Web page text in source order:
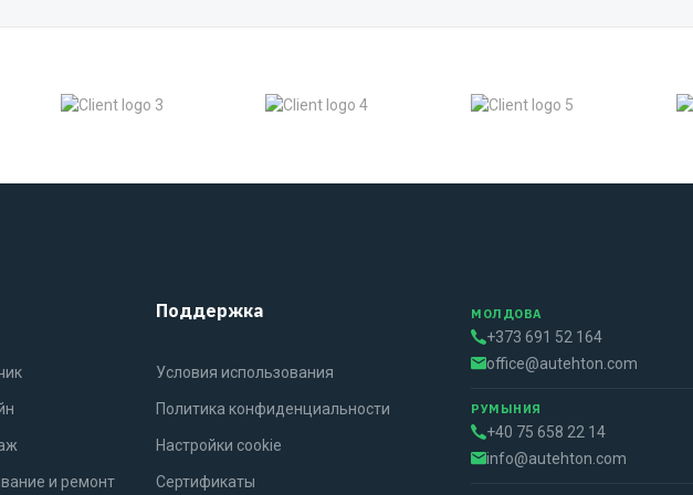
и ремонт
Поддержка
Условия использования
Политика конфиденциальности
Настройки cookie
Сертификаты
МОЛДОВА
+373 691 52 164
office@autehton.com
РУМЫНИЯ
+40 75 658 22 14
info@autehton.com